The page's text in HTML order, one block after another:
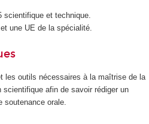
scientifique et technique.
une UE de la spécialité.
les outils nécessaires à la maîtrise de la
afin de savoir rédiger un
soutenance orale.